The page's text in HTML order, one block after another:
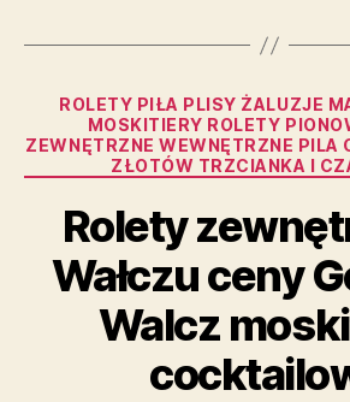
ROLETY PIŁA PLISY ŻALUZJE
MOSKITIERY ROLETY
ZEWNĘTRZNE WEWNĘTRZNE PILA
ZŁOTÓW TRZCIANKA I
Rolety
Wałczu ceny
Walcz